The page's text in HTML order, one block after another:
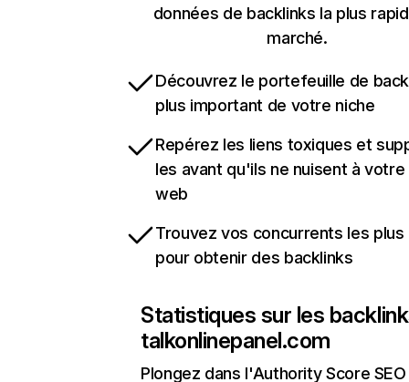
données de backlinks la plus
marché.
Découvrez le portefeuille de
plus important de votre niche
Repérez les liens toxiques et
les avant qu'ils ne nuisent à
web
Trouvez vos concurrents les
pour obtenir des backlinks
Statistiques sur les
talkonlinepanel.com
Plongez dans l'Authority Score